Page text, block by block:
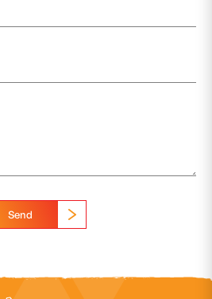
Send